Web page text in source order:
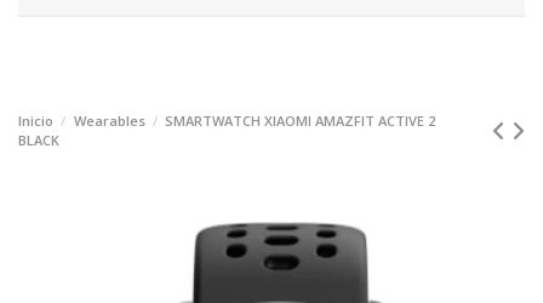
Inicio Wearables
SMARTWATCH XIAOMI AMAZFIT ACTIVE 2
BLACK